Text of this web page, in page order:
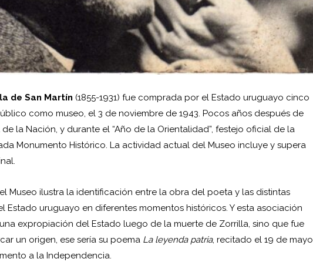
de San Martín (1855-1931) fue comprada por el Estado uruguayo cinco
como museo, el 3 de noviembre de 1943. Pocos años después de
la Nación, y durante el “Año de la Orientalidad”, festejo oficial de la
Monumento Histórico. La actividad actual del Museo incluye y supera
Museo ilustra la identificación entre la obra del poeta y las distintas
uruguayo en diferentes momentos históricos. Y esta asociación
expropiación del Estado luego de la muerte de Zorrilla, sino que fue
un origen, ese sería su poema La leyenda patria, recitado el 19 de mayo
a la Independencia.